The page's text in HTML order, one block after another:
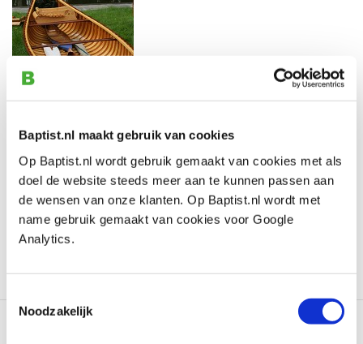
Baptist.nl maakt gebruik van cookies
Op Baptist.nl wordt gebruik gemaakt van cookies met als
doel de website steeds meer aan te kunnen passen aan
de wensen van onze klanten. Op Baptist.nl wordt met
name gebruik gemaakt van cookies voor Google
Analytics.
Noodzakelijk
Hout Bouwers Gilde
Website
PLZ:
Bundesland: Websites
Telefon:
E-Mail:
Website:hbg.name